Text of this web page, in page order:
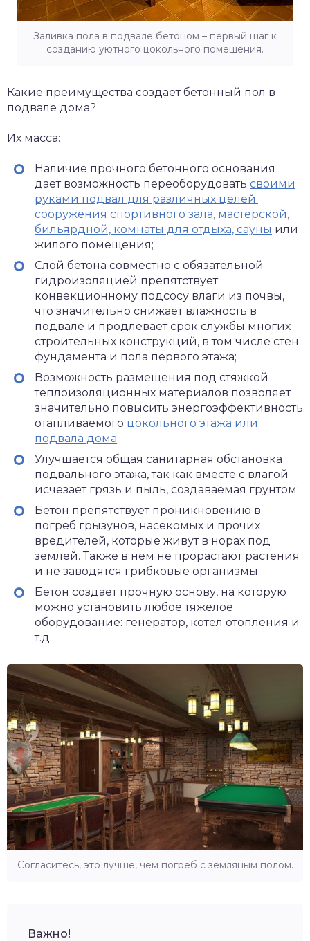
Заливка пола в подвале бетоном – первый шаг к
созданию уютного цокольного помещения.
Какие преимущества создает бетонный пол в
подвале дома?
Их масса:
Наличие прочного бетонного основания
дает возможность переоборудовать своими
руками подвал для различных целей:
сооружения спортивного зала, мастерской,
бильярдной, комнаты для отдыха, сауны или
жилого помещения;
Слой бетона совместно с обязательной
гидроизоляцией препятствует
конвекционному подсосу влаги из почвы,
что значительно снижает влажность в
подвале и продлевает срок службы многих
строительных конструкций, в том числе стен
фундамента и пола первого этажа;
Возможность размещения под стяжкой
теплоизоляционных материалов позволяет
значительно повысить энергоэффективность
отапливаемого цокольного этажа или
подвала дома;
Улучшается общая санитарная обстановка
подвального этажа, так как вместе с влагой
исчезает грязь и пыль, создаваемая грунтом;
Бетон препятствует проникновению в
погреб грызунов, насекомых и прочих
вредителей, которые живут в норах под
землей. Также в нем не прорастают растения
и не заводятся грибковые организмы;
Бетон создает прочную основу, на которую
можно установить любое тяжелое
оборудование: генератор, котел отопления и
т.д.
Согласитесь, это лучше, чем погреб с земляным полом.
Важно!